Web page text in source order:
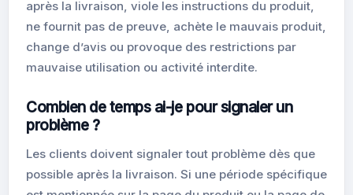
après la livraison, viole les instructions du produit,
ne fournit pas de preuve, achète le mauvais produit,
change d’avis ou provoque des restrictions par
mauvaise utilisation ou activité interdite.
Combien de temps ai-je pour signaler un
problème ?
Les clients doivent signaler tout problème dès que
possible après la livraison. Si une période spécifique